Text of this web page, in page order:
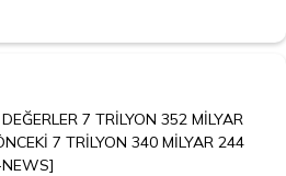
7 TRİLYON 352 MİLYAR
7 TRİLYON 340 MİLYAR 244